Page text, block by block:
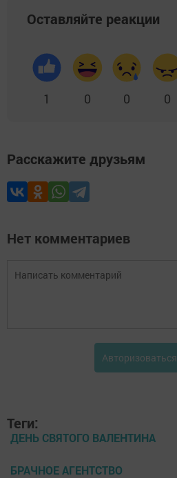
Оставляйте реакции
1 0 0 0
Расскажите друзьям
Нет комментариев
Авторизоваться
Теги:
ДЕНЬ СВЯТОГО ВАЛЕНТИНА
БРАЧНОЕ АГЕНТСТВО